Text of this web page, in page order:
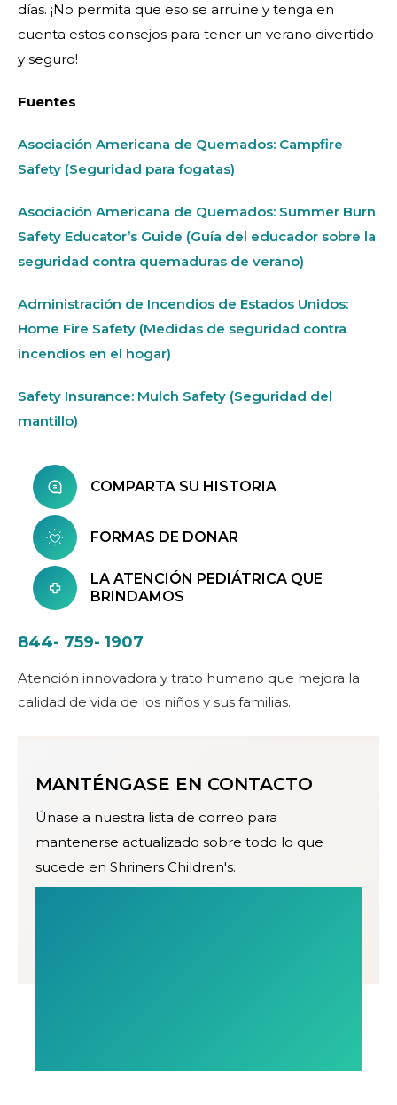
días. ¡No permita que eso se arruine y tenga en
cuenta estos consejos para tener un verano divertido
y seguro!
Fuentes
Asociación Americana de Quemados: Campfire
Safety (Seguridad para fogatas)
Asociación Americana de Quemados: Summer Burn
Safety Educator’s Guide (Guía del educador sobre la
seguridad contra quemaduras de verano)
Administración de Incendios de Estados Unidos:
Home Fire Safety (Medidas de seguridad contra
incendios en el hogar)
Safety Insurance: Mulch Safety (Seguridad del
mantillo)
COMPARTA SU HISTORIA
FORMAS DE DONAR
LA ATENCIÓN PEDIÁTRICA QUE
BRINDAMOS
844- 759- 1907
Atención innovadora y trato humano que mejora la
calidad de vida de los niños y sus familias.
MANTÉNGASE EN CONTACTO
Únase a nuestra lista de correo para
mantenerse actualizado sobre todo lo que
sucede en Shriners Children's.